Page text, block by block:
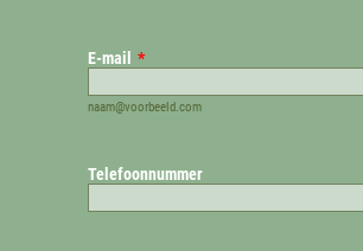
E-mail *
naam@voorbeeld.com
Telefoonnummer